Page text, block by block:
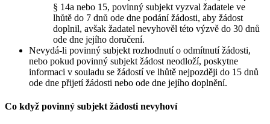
§ 14a nebo 15, povinný subjekt vyzval žadatele ve
lhůtě do 7 dnů ode dne podání žádosti, aby žádost
doplnil, avšak žadatel nevyhověl této výzvě do 30 dnů
ode dne jejího doručení.
Nevydá-li povinný subjekt rozhodnutí o odmítnutí žádosti,
nebo pokud povinný subjekt žádost neodloží, poskytne
informaci v souladu se žádostí ve lhůtě nejpozději do 15 dnů
ode dne přijetí žádosti nebo ode dne jejího doplnění.
Co když povinný subjekt žádosti nevyhoví